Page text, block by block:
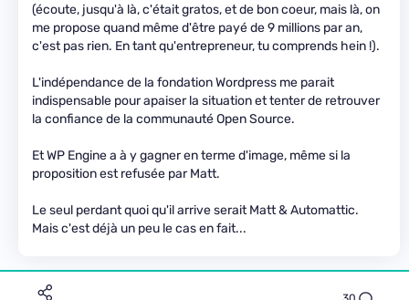
(écoute, jusqu'à là, c'était gratos, et de bon coeur, mais là, on
me propose quand même d'être payé de 9 millions par an,
c'est pas rien. En tant qu'entrepreneur, tu comprends hein !).
L'indépendance de la fondation Wordpress me parait
indispensable pour apaiser la situation et tenter de retrouver
la confiance de la communauté Open Source.
Et WP Engine a à y gagner en terme d'image, même si la
proposition est refusée par Matt.
Le seul perdant quoi qu'il arrive serait Matt & Automattic.
Mais c'est déjà un peu le cas en fait...